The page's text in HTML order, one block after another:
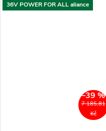
36V POWER FOR ALL aliance
7 185,81
Kč
–39 %